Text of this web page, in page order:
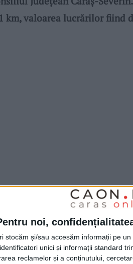
noi,
stocăm și/sau accesăm informații pe
unici și informații standard
reclamelor și a conținutului,
km, valoarea lucrărilor fiind
implicați, în special
rugămintea mea și a
satuluiValeapaiși